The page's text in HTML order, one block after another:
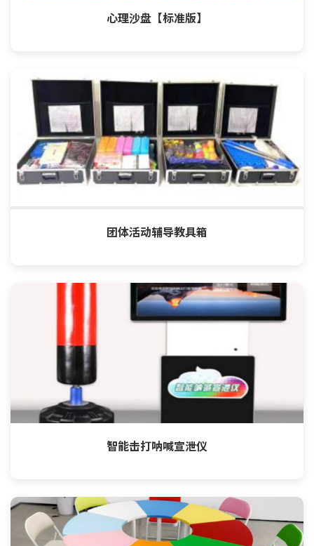
心理沙盘【标准版】
团体活动辅导教具箱
智能击打呐喊宣泄仪